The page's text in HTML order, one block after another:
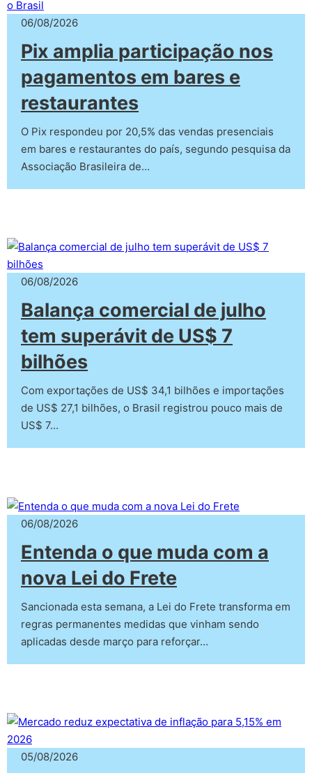
06/08/2026
Pix amplia participação nos
pagamentos em bares e
restaurantes
O Pix respondeu por 20,5% das vendas presenciais
em bares e restaurantes do país, segundo pesquisa da
Associação Brasileira de…
06/08/2026
Balança comercial de julho
tem superávit de US$ 7
bilhões
Com exportações de US$ 34,1 bilhões e importações
de US$ 27,1 bilhões, o Brasil registrou pouco mais de
US$ 7…
06/08/2026
Entenda o que muda com a
nova Lei do Frete
Sancionada esta semana, a Lei do Frete transforma em
regras permanentes medidas que vinham sendo
aplicadas desde março para reforçar…
05/08/2026